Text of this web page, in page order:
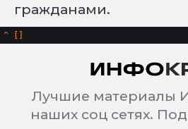
гражданами.
^
Лучшие материалы
наших соц сетях.